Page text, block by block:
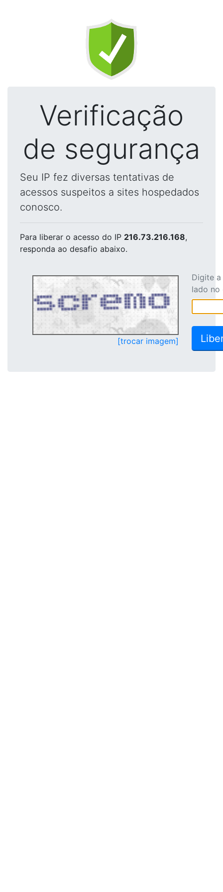
Verificação
de segurança
Seu IP fez diversas tentativas de
acessos suspeitos a sites hospedados
conosco.
Para liberar o acesso do IP 216.73.216.168,
responda ao desafio abaixo.
[trocar imagem]
Digite
lado no